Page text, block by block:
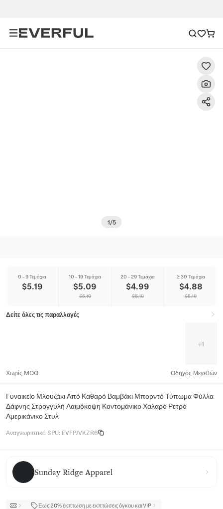
1/5
0 - 9 Τεμάχια
$5.19
10 - 19 Τεμάχια
$5.09
$5.19
20 - 29 Τεμάχια
$4.99
$5.19
≥ 30 Τεμάχια
$4.88
$5.19
Δείτε όλες τις παραλλαγές
+1
Χωρίς MOQ Οδηγός Μεγεθών
Γυναικείο Μλουζάκι Από Καθαρό Βαμβάκι Μπορντό Τύπωμα Φύλλα
Δάφνης Στρογγυλή Λαιμόκοψη Κοντομάνικο Χαλαρό Ρετρό
Αμερικάνικο Στυλ
Αναγνωριστικό SPU: EVFPJVKZR6
Sunday Ridge Apparel
Sunday Ridge Apparel
Έως 20% έκπτωση με εκπτώσεις όγκου και VIP